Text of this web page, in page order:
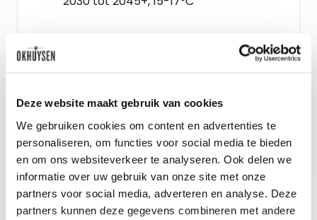
Deze website maakt gebruik van cookies
We gebruiken cookies om content en advertenties te
personaliseren, om functies voor social media te bieden
en om ons websiteverkeer te analyseren. Ook delen we
informatie over uw gebruik van onze site met onze
partners voor social media, adverteren en analyse. Deze
partners kunnen deze gegevens combineren met andere
gerechten met truffel zoals pasta’s.